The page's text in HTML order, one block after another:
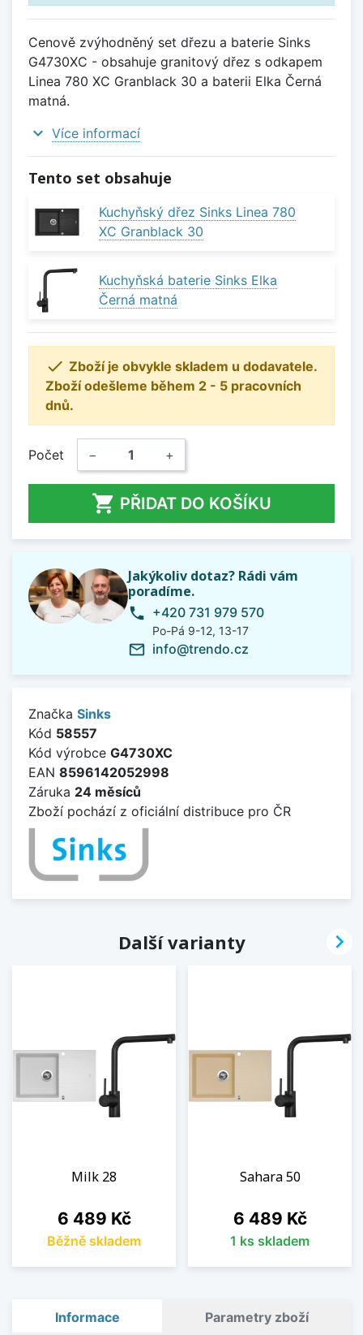
Cenově zvýhodněný set dřezu a baterie Sinks
G4730XC - obsahuje granitový dřez s odkapem
Linea 780 XC Granblack 30 a baterii Elka Černá
matná.
expand_more Více informací
Tento set obsahuje
Kuchyňský dřez Sinks Linea 780
XC Granblack 30
Kuchyňská baterie Sinks Elka
Černá matná
 Zboží je obvykle skladem u dodavatele.
Zboží odešleme během 2 - 5 pracovních
dnů.
Počet − +
 PŘIDAT DO KOŠÍKU
Jakýkoliv dotaz? Rádi vám
poradíme.
phone +420 731 979 570
Po-Pá 9-12, 13-17
mail_outline info@trendo.cz
Značka Sinks
Kód 58557
Kód výrobce G4730XC
EAN 8596142052998
Záruka 24 měsíců
Zboží pochází z oficiální distribuce pro ČR
Další varianty
Milk 28
Cena
6 489 Kč
Běžně skladem
Sahara 50
Cena
6 489 Kč
1 ks skladem

Informace Parametry zboží